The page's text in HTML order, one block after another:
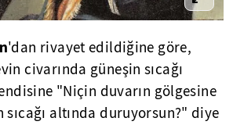
'dan rivayet edildiğine göre,
civarında güneşin sıcağı
"Niçin duvarın gölgesine
altında duruyorsun?" diye